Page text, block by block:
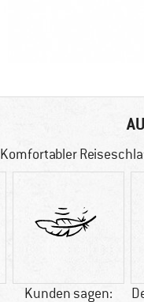
Komfortabler
Kunden sagen: